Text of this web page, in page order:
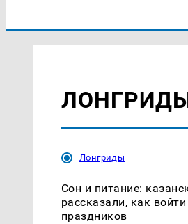
Лонгриды
Сон и питание:
рассказали, как
праздников